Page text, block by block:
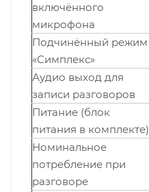
включённого
микрофона
Подчинённый режим
«Симплекс»
Аудио выход для
записи разговоров
Питание (блок
питания в комплекте)
Номинальное
потребление при
разговоре